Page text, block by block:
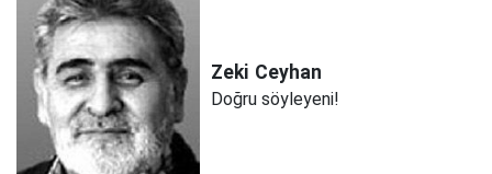
Zeki Ceyhan
Doğru söyleyeni!